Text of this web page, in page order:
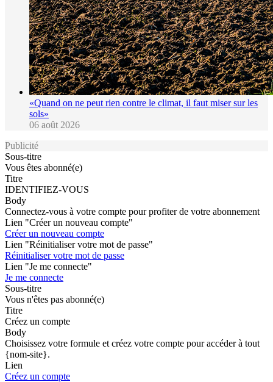
«Quand on ne peut rien contre le climat, il faut miser sur les
sols»
06 août 2026
Publicité
Sous-titre
Vous êtes abonné(e)
Titre
IDENTIFIEZ-VOUS
Body
Connectez-vous à votre compte pour profiter de votre abonnement
Lien "Créer un nouveau compte"
Créer un nouveau compte
Lien "Réinitialiser votre mot de passe"
Réinitialiser votre mot de passe
Lien "Je me connecte"
Je me connecte
Sous-titre
Vous n'êtes pas abonné(e)
Titre
Créez un compte
Body
Choisissez votre formule et créez votre compte pour accéder à tout
{nom-site}.
Lien
Créez un compte